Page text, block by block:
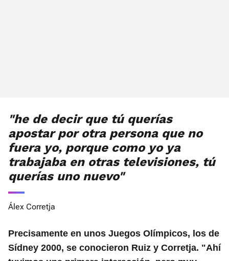
"he de decir que tú querías
apostar por otra persona que no
fuera yo, porque como yo ya
trabajaba en otras televisiones, tú
querías uno nuevo"
Álex Corretja
Precisamente en unos Juegos Olímpicos, los de
Sídney 2000, se conocieron Ruiz y Corretja. "Ahí